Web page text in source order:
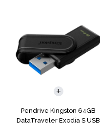
Pendrive Kingston 64GB
DataTraveler Exodia S USB